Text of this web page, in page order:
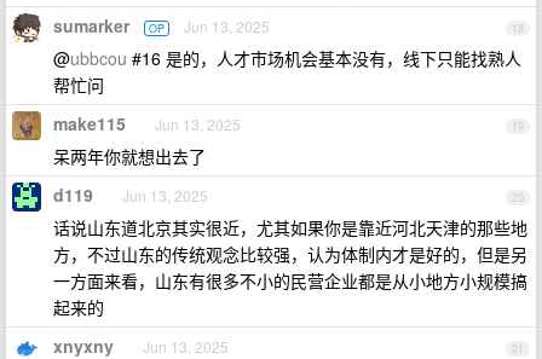
18
sumarker OP Jun 13, 2025
@ubbcou #16 是的，人才市场机会基本没有，线下只能找熟人
帮忙问
19
make115 Jun 13, 2025
呆两年你就想出去了
20
d119 Jun 13, 2025
话说山东道北京其实很近，尤其如果你是靠近河北天津的那些地
方，不过山东的传统观念比较强，认为体制内才是好的，但是另
一方面来看，山东有很多不小的民营企业都是从小地方小规模搞
起来的
21
xnyxny Jun 13, 2025